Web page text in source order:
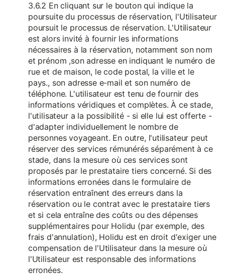
3.6.2 En cliquant sur le bouton qui indique la
poursuite du processus de réservation, l'Utilisateur
poursuit le processus de réservation. L'Utilisateur
est alors invité à fournir les informations
nécessaires à la réservation, notamment son nom
et prénom ,son adresse en indiquant le numéro de
rue et de maison, le code postal, la ville et le
pays., son adresse e-mail et son numéro de
téléphone. L'utilisateur est tenu de fournir des
informations véridiques et complètes. À ce stade,
l'utilisateur a la possibilité - si elle lui est offerte -
d'adapter individuellement le nombre de
personnes voyageant. En outre, l'utilisateur peut
réserver des services rémunérés séparément à ce
stade, dans la mesure où ces services sont
proposés par le prestataire tiers concerné. Si des
informations erronées dans le formulaire de
réservation entraînent des erreurs dans la
réservation ou le contrat avec le prestataire tiers
et si cela entraîne des coûts ou des dépenses
supplémentaires pour Holidu (par exemple, des
frais d'annulation), Holidu est en droit d'exiger une
compensation de l'Utilisateur dans la mesure où
l'Utilisateur est responsable des informations
erronées.